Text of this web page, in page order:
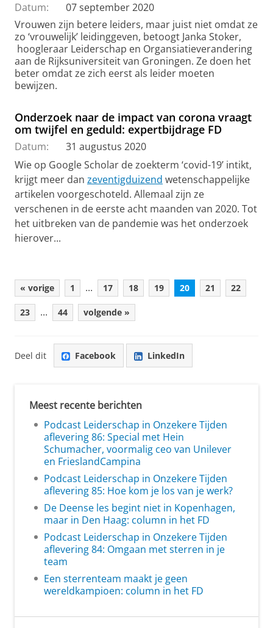
Datum:
07 september 2020
Vrouwen zijn betere leiders, maar juist niet omdat ze
zo ‘vrouwelijk’ leidinggeven, betoogt Janka Stoker,
hoogleraar Leiderschap en Organsiatieverandering
aan de Rijksuniversiteit van Groningen. Ze doen het
beter omdat ze zich eerst als leider moeten
bewijzen.
Onderzoek naar de impact van corona vraagt
om twijfel en geduld: expertbijdrage FD
Datum:
31 augustus 2020
Wie op Google Scholar de zoekterm ‘covid-19’ intikt,
krijgt meer dan zeventigduizend wetenschappelijke
artikelen voorgeschoteld. Allemaal zijn ze
verschenen in de eerste acht maanden van 2020. Tot
het uitbreken van de pandemie was het onderzoek
hierover...
« vorige 1 ... 17 18 19 20 21 22
23 ... 44 volgende »
Deel dit Facebook LinkedIn
Meest recente berichten
Podcast Leiderschap in Onzekere Tijden
aflevering 86: Special met Hein
Schumacher, voormalig ceo van Unilever
en FrieslandCampina
Podcast Leiderschap in Onzekere Tijden
aflevering 85: Hoe kom je los van je werk?
De Deense les begint niet in Kopenhagen,
maar in Den Haag: column in het FD
Podcast Leiderschap in Onzekere Tijden
aflevering 84: Omgaan met sterren in je
team
Een sterrenteam maakt je geen
wereldkampioen: column in het FD